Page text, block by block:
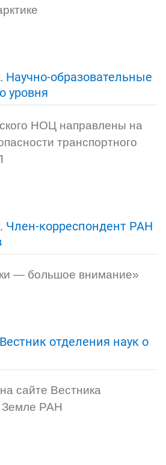
Научно-образовательные
уровня
НОЦ направлены на
транспортного
Член-корреспондент РАН
— большое внимание»
отделения наук о
сайте Вестника
Земле РАН